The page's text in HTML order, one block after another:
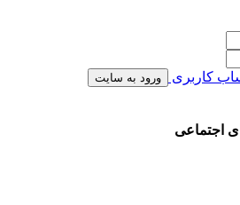
کاربری ورود به سایت
اجتماعی